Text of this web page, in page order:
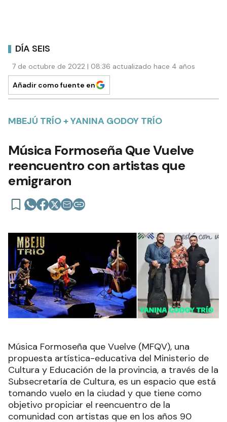
DÍA SEIS
7 de octubre de 2022 | 08:36 actualizado hace 4 años
Añadir como fuente en
MBEJÚ TRÍO + YANINA GODOY TRÍO
Música Formoseña Que Vuelve
reencuentro con artistas que
emigraron
Música Formoseña que Vuelve (MFQV), una
propuesta artística-educativa del Ministerio de
Cultura y Educación de la provincia, a través de la
Subsecretaría de Cultura, es un espacio que está
tomando vuelo en la ciudad y que tiene como
objetivo propiciar el reencuentro de la
comunidad con artistas que en los años 90